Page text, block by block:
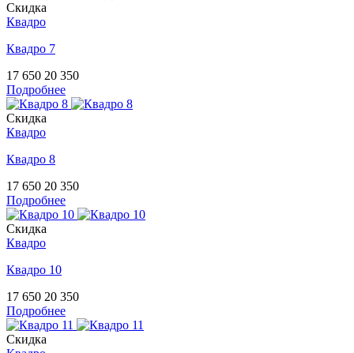
Скидка
Квадро
Квадро 7
17 650 20 350
Подробнее
Скидка
Квадро
Квадро 8
17 650 20 350
Подробнее
Скидка
Квадро
Квадро 10
17 650 20 350
Подробнее
Скидка